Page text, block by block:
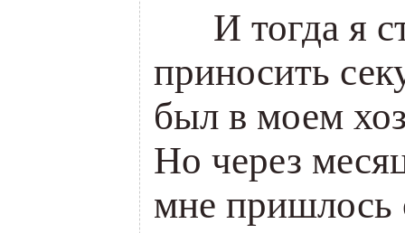
И тогда я
приносить
был в моем
Но через
мне пришлось